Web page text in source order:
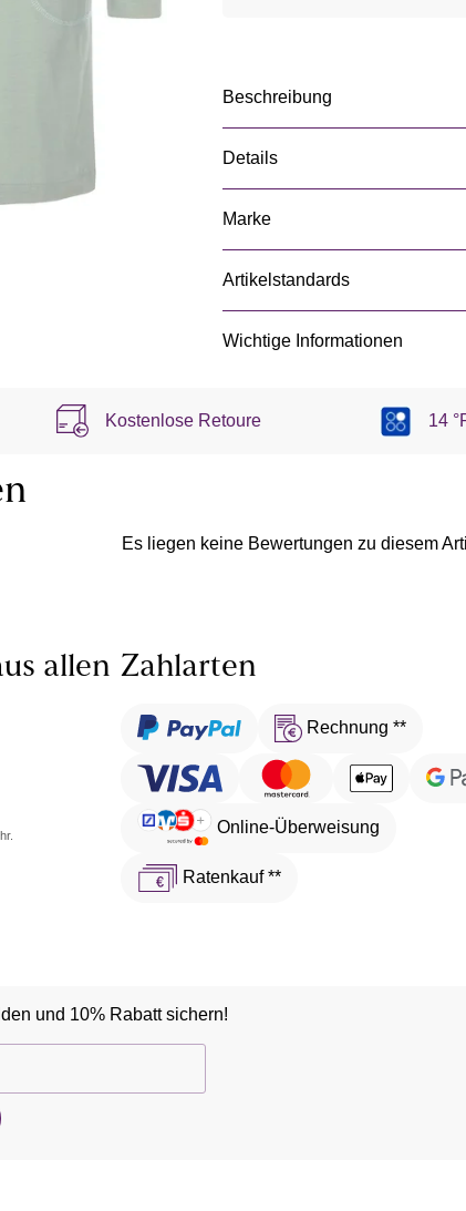
Beschreibung
Details
Marke
Artikelstandards
Wichtige Informationen
Kostenlose Retoure 14
Es liegen keine Bewertungen zu diesem
allen Zahlarten
Rechnung **
Online-Überweisung
Ratenkauf **
und 10% Rabatt sichern!